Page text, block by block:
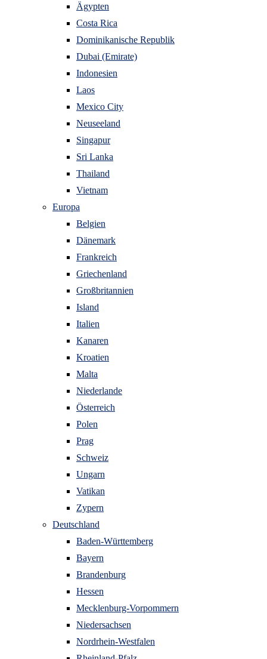
Ägypten
Costa Rica
Dominikanische Republik
Dubai (Emirate)
Indonesien
Laos
Mexico City
Neuseeland
Singapur
Sri Lanka
Thailand
Vietnam
Europa
Belgien
Dänemark
Frankreich
Griechenland
Großbritannien
Island
Italien
Kanaren
Kroatien
Malta
Niederlande
Österreich
Polen
Prag
Schweiz
Ungarn
Vatikan
Zypern
Deutschland
Baden-Württemberg
Bayern
Brandenburg
Hessen
Mecklenburg-Vorpommern
Niedersachsen
Nordrhein-Westfalen